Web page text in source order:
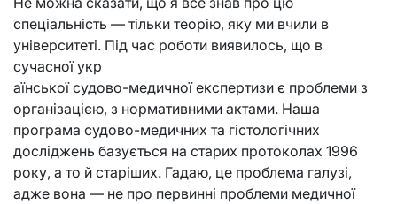
спеціальність — тільки теорію, яку ми вчили в
університеті. Під час роботи виявилось, що в
сучасної укр
аїнської судово-медичної експертизи є проблеми з
організацією, з нормативними актами. Наша
програма судово-медичних та гістологічних
досліджень базується на старих протоколах 1996
року, а то й старіших. Гадаю, це проблема галузі,
адже вона — не про первинні проблеми медичної